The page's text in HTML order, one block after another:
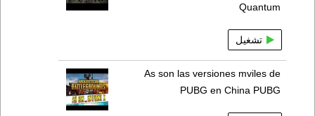
Quantum
تشغيل
As son las versiones mviles de
PUBG en China PUBG